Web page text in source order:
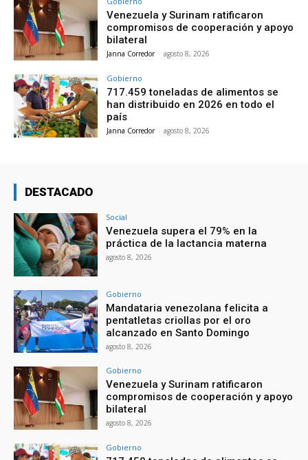
Venezuela y Surinam ratificaron
compromisos de cooperación y apoyo
bilateral
Janna Corredor - agosto 8, 2026
Gobierno
717.459 toneladas de alimentos se
han distribuido en 2026 en todo el
país
Janna Corredor - agosto 8, 2026
DESTACADO
Social
Venezuela supera el 79% en la
práctica de la lactancia materna
agosto 8, 2026
Gobierno
Mandataria venezolana felicita a
pentatletas criollas por el oro
alcanzado en Santo Domingo
agosto 8, 2026
Gobierno
Venezuela y Surinam ratificaron
compromisos de cooperación y apoyo
bilateral
agosto 8, 2026
Gobierno